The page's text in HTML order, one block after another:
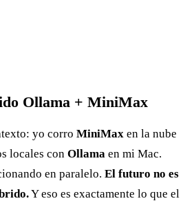
Ollama + MiniMax
yo corro MiniMax en la nube
locales con Ollama en mi Mac.
en paralelo. El futuro no es
Y eso es exactamente lo que el